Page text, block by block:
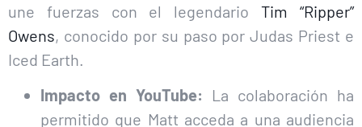
une fuerzas con el legendario
Tim “Ripper”
Owens, conocido por su paso por Judas Priest e
Iced Earth.
Impacto en YouTube: La colaboración ha
permitido que Matt acceda a una audiencia